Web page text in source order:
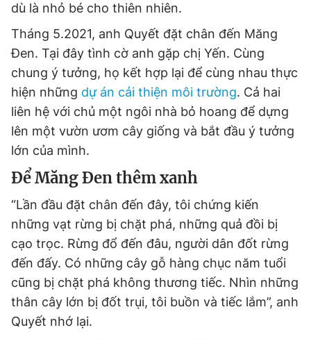
dù là nhỏ bé cho thiên nhiên.
Tháng 5.2021, anh Quyết đặt chân đến Măng
Đen. Tại đây tình cờ anh gặp chị Yến. Cùng
chung ý tưởng, họ kết hợp lại để cùng nhau thực
hiện những dự án cải thiện môi trường. Cả hai
liên hệ với chủ một ngôi nhà bỏ hoang để dựng
lên một vườn ươm cây giống và bắt đầu ý tưởng
lớn của mình.
Để Măng Đen thêm xanh
“Lần đầu đặt chân đến đây, tôi chứng kiến
những vạt rừng bị chặt phá, những quả đồi bị
cạo trọc. Rừng đổ đến đâu, người dân đốt rừng
đến đấy. Có những cây gỗ hàng chục năm tuổi
cũng bị chặt phá không thương tiếc. Nhìn những
thân cây lớn bị đốt trụi, tôi buồn và tiếc lắm”, anh
Quyết nhớ lại.